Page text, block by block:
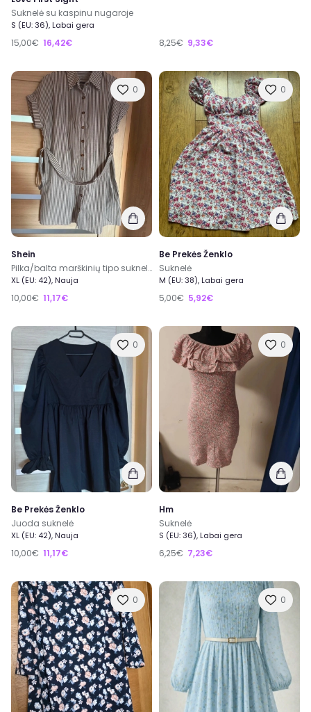
Suknelė su kaspinu nugaroje
S (EU: 36), Labai gera
15,00€ 16,42€ 8,25€ 9,33€
0
Shein
Pilka/balta marškinių tipo suknelė
XL (EU: 42), Nauja
10,00€ 11,17€
0
Be Prekės Ženklo
Suknelė
M (EU: 38), Labai gera
5,00€ 5,92€
0
Be Prekės Ženklo
Juoda suknelė
XL (EU: 42), Nauja
10,00€ 11,17€
0
Hm
Suknelė
S (EU: 36), Labai gera
6,25€ 7,23€
0 0